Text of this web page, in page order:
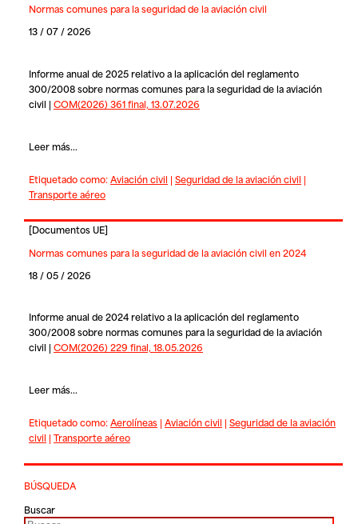
Normas comunes para la seguridad de la aviación civil
13 / 07 / 2026
Informe anual de 2025 relativo a la aplicación del reglamento
300/2008 sobre normas comunes para la seguridad de la aviación
civil | COM(2026) 361 final, 13.07.2026
Leer más...
Etiquetado como:Aviación civil | Seguridad de la aviación civil |
Transporte aéreo
[Documentos UE]
Normas comunes para la seguridad de la aviación civil en 2024
18 / 05 / 2026
Informe anual de 2024 relativo a la aplicación del reglamento
300/2008 sobre normas comunes para la seguridad de la aviación
civil | COM(2026) 229 final, 18.05.2026
Leer más...
Etiquetado como:Aerolíneas| Aviación civil | Seguridad de la aviación
civil | Transporte aéreo
BÚSQUEDA
Buscar